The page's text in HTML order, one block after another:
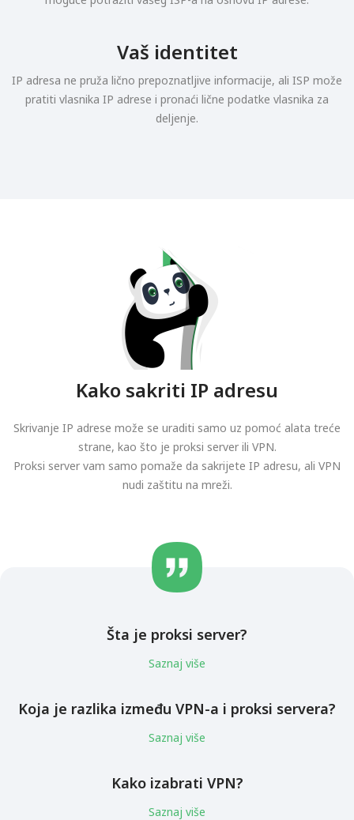
Vaš identitet
IP adresa ne pruža lično prepoznatljive informacije, ali ISP može
pratiti vlasnika IP adrese i pronaći lične podatke vlasnika za
deljenje.
Kako sakriti IP adresu
Skrivanje IP adrese može se uraditi samo uz pomoć alata treće
strane, kao što je proksi server ili VPN.
Proksi server vam samo pomaže da sakrijete IP adresu, ali VPN
nudi zaštitu na mreži.
Šta je proksi server?
Saznaj više
Koja je razlika između VPN-a i proksi servera?
Saznaj više
Kako izabrati VPN?
Saznaj više